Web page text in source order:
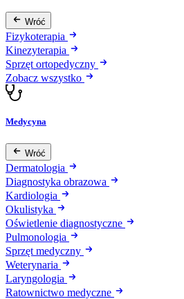
Wróć
Fizykoterapia
Kinezyterapia
Sprzęt ortopedyczny
Zobacz wszystko
Medycyna
Wróć
Dermatologia
Diagnostyka obrazowa
Kardiologia
Okulistyka
Oświetlenie diagnostyczne
Pulmonologia
Sprzęt medyczny
Weterynaria
Laryngologia
Ratownictwo medyczne